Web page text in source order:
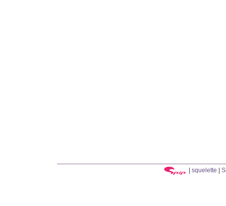
| squelette |